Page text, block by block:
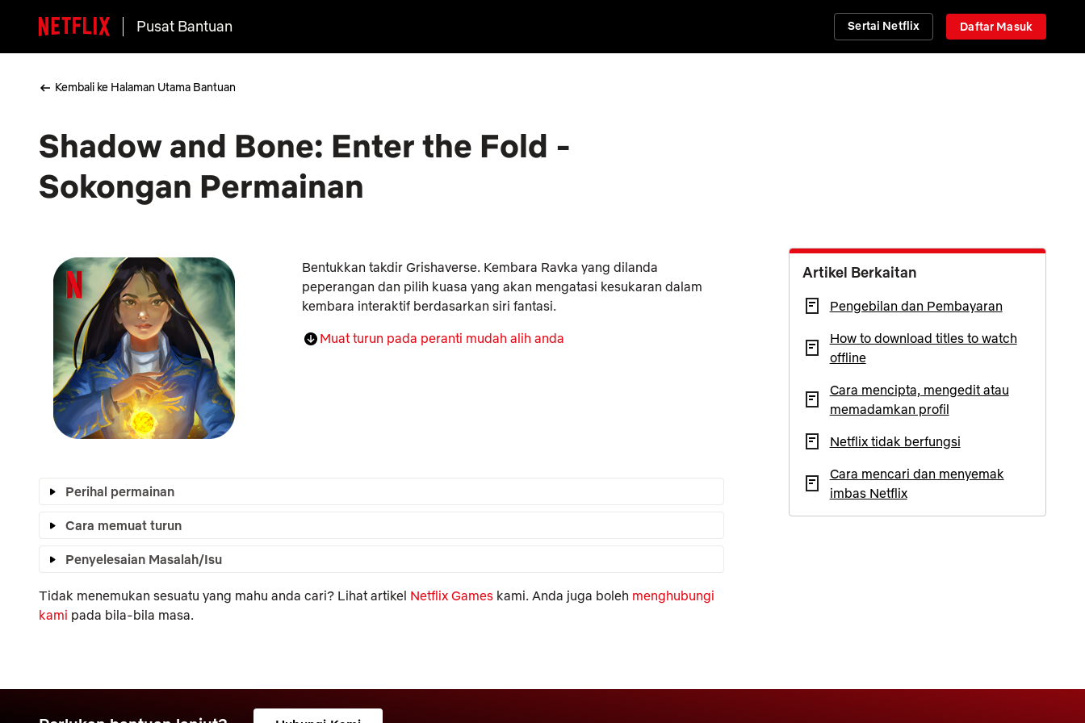
Pusat Bantuan Sertai Netflix Daftar Masuk
Kembali ke Halaman Utama Bantuan
Shadow and Bone: Enter the Fold -
Sokongan Permainan
Bentukkan takdir Grishaverse. Kembara Ravka yang dilanda
peperangan dan pilih kuasa yang akan mengatasi kesukaran dalam
kembara interaktif berdasarkan siri fantasi.
Muat turun pada peranti mudah alih anda
Perihal permainan
Cara memuat turun
Penyelesaian Masalah/Isu
Tidak menemukan sesuatu yang mahu anda cari? Lihat artikel Netflix Games kami. Anda juga boleh menghubungi
kami pada bila-bila masa.
Artikel Berkaitan
Pengebilan dan Pembayaran
How to download titles to watch
offline
Cara mencipta, mengedit atau
memadamkan profil
Netflix tidak berfungsi
Cara mencari dan menyemak
imbas Netflix